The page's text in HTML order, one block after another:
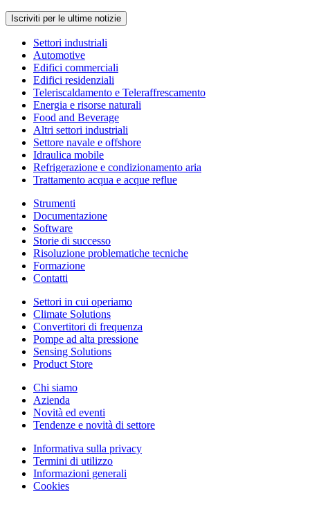
Iscriviti per le ultime notizie
Settori industriali
Automotive
Edifici commerciali
Edifici residenziali
Teleriscaldamento e Teleraffrescamento
Energia e risorse naturali
Food and Beverage
Altri settori industriali
Settore navale e offshore
Idraulica mobile
Refrigerazione e condizionamento aria
Trattamento acqua e acque reflue
Strumenti
Documentazione
Software
Storie di successo
Risoluzione problematiche tecniche
Formazione
Contatti
Settori in cui operiamo
Climate Solutions
Convertitori di frequenza
Pompe ad alta pressione
Sensing Solutions
Product Store
Chi siamo
Azienda
Novità ed eventi
Tendenze e novità di settore
Informativa sulla privacy
Termini di utilizzo
Informazioni generali
Cookies